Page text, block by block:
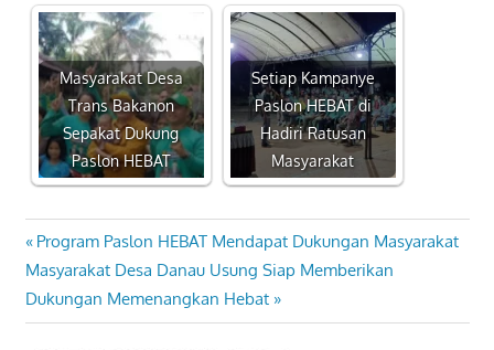
Masyarakat Desa
Trans Bakanon
Sepakat Dukung
Paslon HEBAT
Setiap Kampanye
Paslon HEBAT di
Hadiri Ratusan
Masyarakat
Navigasi
pos
Previous
Post:
Program Paslon HEBAT Mendapat Dukungan Masyarakat
Next
Post:
Masyarakat Desa Danau Usung Siap Memberikan
Dukungan Memenangkan Hebat